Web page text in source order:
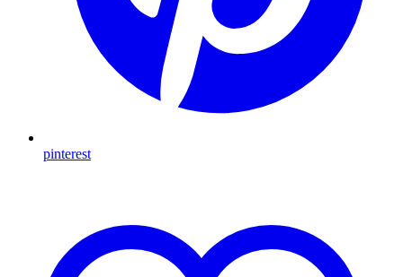
pinterest